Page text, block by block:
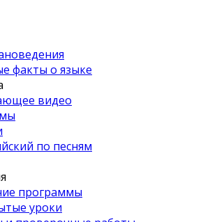
факты о языке
видео
по песням
программы
уроки